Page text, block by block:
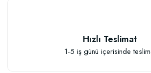
Özel Karışım Kaktüs Sukkulent Toprağı (2 litre)
Hızlı Teslimat
1-5 iş günü içerisinde